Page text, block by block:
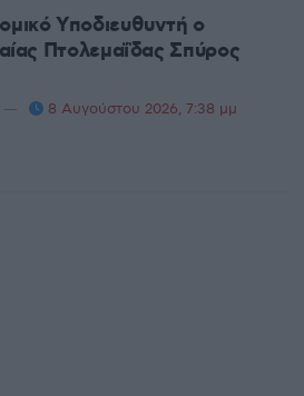
Υποδιευθυντή ο
Πτολεμαΐδας Σπύρος
8 Αυγούστου 2026, 7:38 μμ